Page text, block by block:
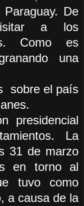
De
a los
Como es
una
sobre el país
presidencial
La
31 de marzo
en torno al
tuvo como
a causa de la